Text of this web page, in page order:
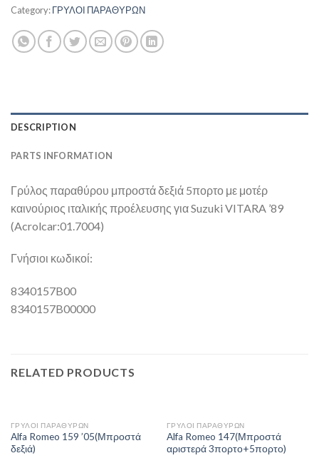
Category:ΓΡΥΛΟΙ ΠΑΡΑΘΥΡΩΝ
DESCRIPTION
PARTS INFORMATION
Γρύλος παραθύρου μπροστά δεξιά 5πορτο με μοτέρ
καινούριος ιταλικής προέλευσης για Suzuki VITARA ’89
(Acrolcar:01.7004)
Γνήσιοι κωδικοί:
8340157B00
8340157B00000
RELATED PRODUCTS
ΓΡΥΛΟΙ ΠΑΡΑΘΥΡΩΝ
Alfa Romeo 159 ’05(Μπροστά
δεξιά)
ΓΡΥΛΟΙ ΠΑΡΑΘΥΡΩΝ
Alfa Romeo 147(Μπροστά
αριστερά 3πορτο+5πορτο)